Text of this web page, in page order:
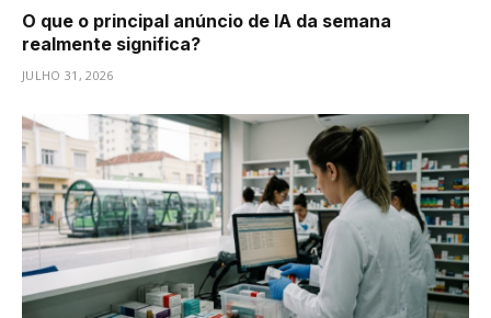
O que o principal anúncio de IA da semana
realmente significa?
JULHO 31, 2026